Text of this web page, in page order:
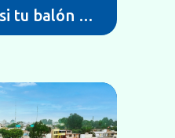
tu balón de
o